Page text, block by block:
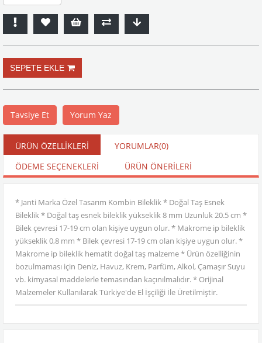
Tavsiye Et Yorum Yaz
ÜRÜN ÖZELLIKLERI YORUMLAR(0)
ÖDEME SEÇENEKLERI
ÜRÜN ÖNERILERI
* Janti Marka Özel Tasarım Kombin Bileklik * Doğal Taş Esnek
Bileklik * Doğal taş esnek bileklik yükseklik 8 mm Uzunluk 20.5 cm *
Bilek çevresi 17-19 cm olan kişiye uygun olur. * Makrome ip bileklik
yükseklik 0,8 mm * Bilek çevresi 17-19 cm olan kişiye uygun olur. *
Makrome ip bileklik hematit doğal taş malzeme * Ürün özelliğinin
bozulmaması için Deniz, Havuz, Krem, Parfüm, Alkol, Çamaşır Suyu
vb. kimyasal maddelerle temasından kaçınılmalıdır. * Orijinal
Malzemeler Kullanılarak Türkiye'de El İşçiliği İle Üretilmiştir.